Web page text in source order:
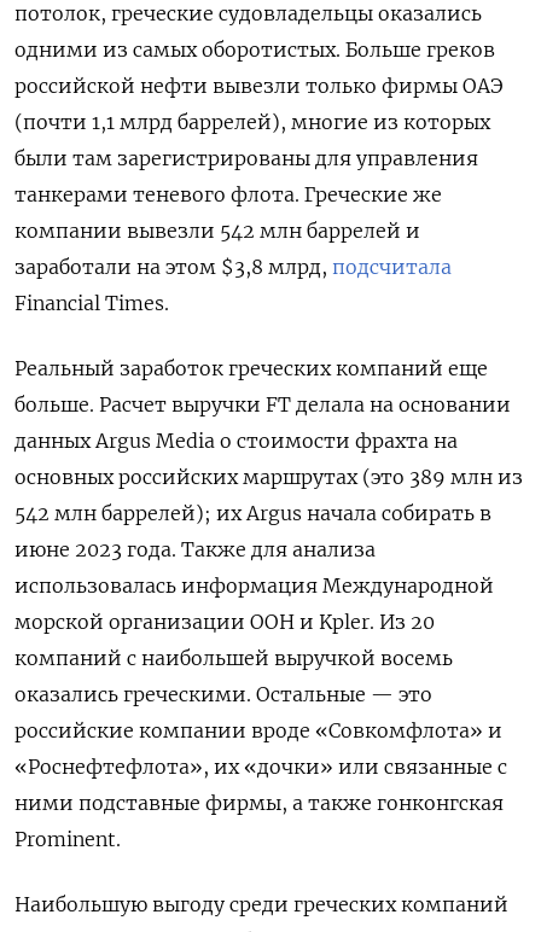
потолок, греческие судовладельцы оказались
одними из самых оборотистых. Больше греков
российской нефти вывезли только фирмы ОАЭ
(почти 1,1 млрд баррелей), многие из которых
были там зарегистрированы для управления
танкерами теневого флота. Греческие же
компании вывезли 542 млн баррелей и
заработали на этом $3,8 млрд, подсчитала
Financial Times.
Реальный заработок греческих компаний еще
больше. Расчет выручки FT делала на основании
данных Argus Media о стоимости фрахта на
основных российских маршрутах (это 389 млн из
542 млн баррелей); их Argus начала собирать в
июне 2023 года. Также для анализа
использовалась информация Международной
морской организации ООН и Kpler. Из 20
компаний с наибольшей выручкой восемь
оказались греческими. Остальные — это
российские компании вроде «Совкомфлота» и
«Роснефтефлота», их «дочки» или связанные с
ними подставные фирмы, а также гонконгская
Prominent.
Наибольшую выгоду среди греческих компаний